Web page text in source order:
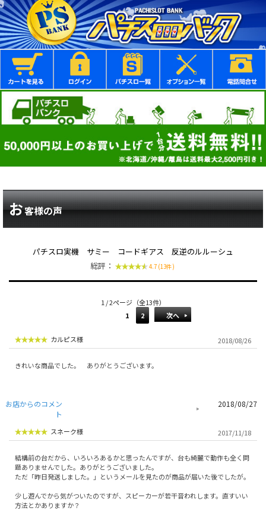
お客様の声
パチスロ実機 サミー コードギアス 反逆のルルーシュ
総評：
4.7 (13件)
1 / 2ページ（全13件）
1
2 次へ
カルピス様 2018/08/26
きれいな商品でした。 ありがとうございます。
お店からのコメン
ト
2018/08/27
スネーク様 2017/11/18
結構前の台だから、いろいろあるかと思ったんですが、台も綺麗で動作も全く問
題ありませんでした。ありがとうございました。
ただ「昨日発送しました。」というメールを見たのが商品が届いた後でしたが。
少し遊んでから気がついたのですが、スピーカーが若干音われします。直すいい
方法とかありますか？